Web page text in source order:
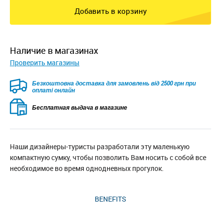
Добавить в корзину
наличие в магазинах
Проверить магазины
Безкоштовна доставка для замовлень від 2500 грн при
оплаті онлайн
Бесплатная выдача в магазине
Наши дизайнеры-туристы разработали эту маленькую
компактную сумку, чтобы позволить Вам носить с собой все
необходимое во время однодневных прогулок.
BENEFITS